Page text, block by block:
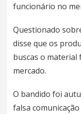
funcionário no
Questionado
disse que os
buscas o material
mercado.
O bandido foi
falsa